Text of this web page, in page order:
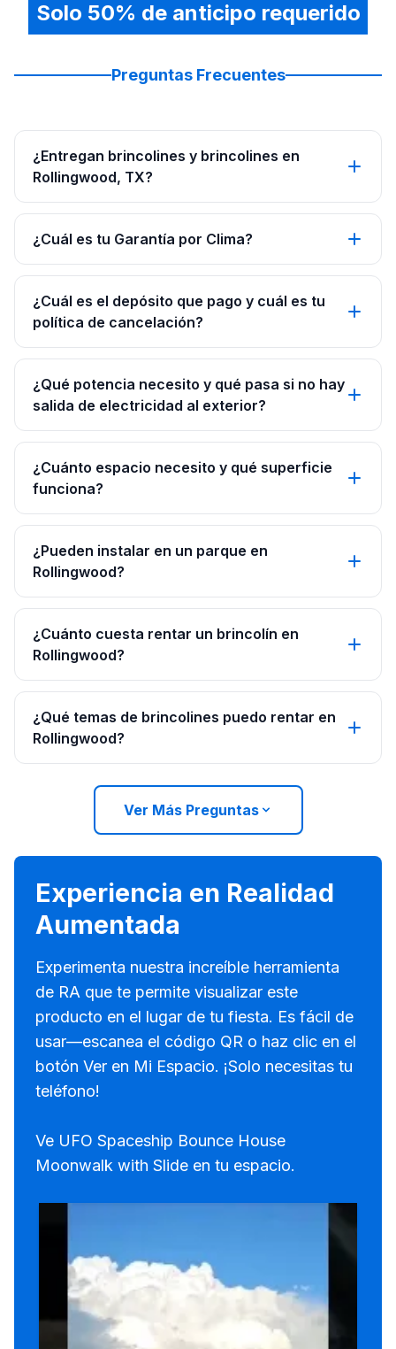
Solo 50% de anticipo requerido
Preguntas Frecuentes
¿Entregan brincolines y brincolines en
Rollingwood, TX?
¿Cuál es tu Garantía por Clima?
¿Cuál es el depósito que pago y cuál es tu
política de cancelación?
¿Qué potencia necesito y qué pasa si no hay
salida de electricidad al exterior?
¿Cuánto espacio necesito y qué superficie
funciona?
¿Pueden instalar en un parque en
Rollingwood?
¿Cuánto cuesta rentar un brincolín en
Rollingwood?
¿Qué temas de brincolines puedo rentar en
Rollingwood?
Ver Más Preguntas
Experiencia en Realidad
Aumentada
Experimenta nuestra increíble herramienta
de RA que te permite visualizar este
producto en el lugar de tu fiesta. Es fácil de
usar—escanea el código QR o haz clic en el
botón Ver en Mi Espacio. ¡Solo necesitas tu
teléfono!
Ve UFO Spaceship Bounce House
Moonwalk with Slide en tu espacio.